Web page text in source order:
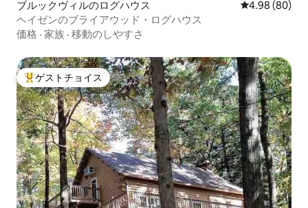
ブルックヴィルのログハウス レビュー80件
4.98 (80)
ヘイゼンのブライアウッド・ログハウス
価格 · 家族 · 移動のしやすさ
大好評のゲストチョイスです。
ゲストチョイス